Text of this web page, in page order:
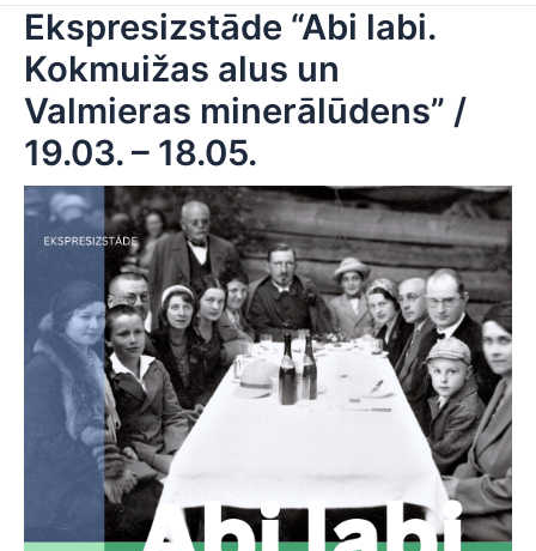
Ekspresizstāde “Abi labi.
Kokmuižas alus un
Valmieras minerālūdens” /
19.03. – 18.05.